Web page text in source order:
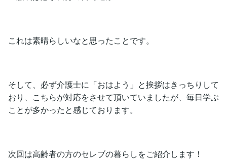
これは素晴らしいなと思ったことです。
そして、必ず介護士に「おはよう」と挨拶はきっちりして
おり、こちらが対応をさせて頂いていましたが、毎日学ぶ
ことが多かったと感じております。
次回は高齢者の方のセレブの暮らしをご紹介します！